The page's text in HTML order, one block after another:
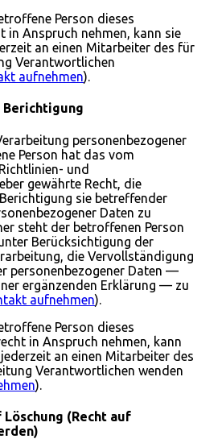
Person dieses
in Anspruch nehmen, kann sie
an einen Mitarbeiter des für
Verantwortlichen
aufnehmen).
personenbezogener
Person hat das vom
und
gewährte Recht, die
sie betreffender
Daten zu
steht der betroffenen Person
Berücksichtigung der
die Vervollständigung
personenbezogener Daten —
ergänzenden Erklärung — zu
aufnehmen).
Person dieses
in Anspruch nehmen, kann
an einen Mitarbeiter des
Verantwortlichen wenden
).
(Recht auf